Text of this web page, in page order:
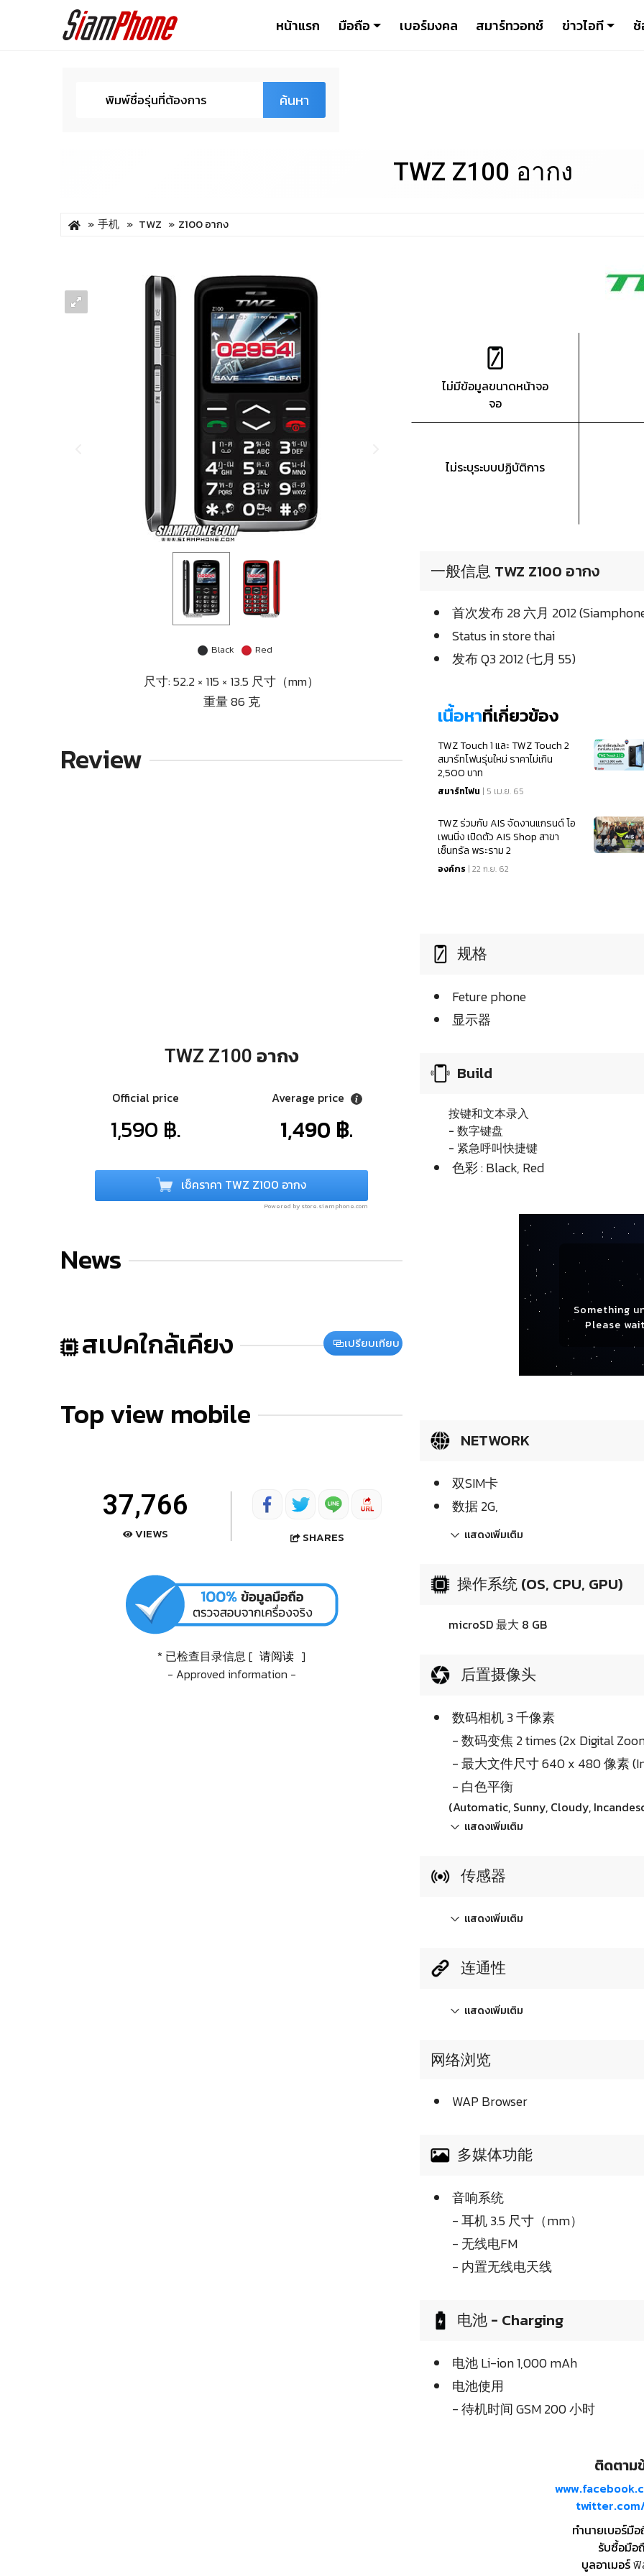
หน้าแรก มือถือ เบอร์มงคล สมาร์ทวอทช์ ข่าวไอที
ค้นหา
TWZ Z100 อากง
手机 TWZ Z100 อากง
Black Red
尺寸: 52.2 × 115 × 13.5 尺寸（mm）
重量 86 克
Review
TWZ Z100 อากง
Official price
1,590 ฿.
Average price
1,490 ฿.
เช็คราคา TWZ Z100 อากง
Powered by store.siamphone.com
News
สเปคใกล้เคียง เปรียบเทียบ
Top view mobile
37,766
VIEWS SHARES
* 已检查目录信息 [ 请阅读 ]
- Approved information -
ไม่มีข้อมูลขนาดหน้าจอ
จอ
ไม่ระบุระบบปฏิบัติการ
一般信息 TWZ Z100 อากง
首次发布 28 六月 2012
Status in store thai
发布 Q3 2012 (七月 55)
เนื้อหาที่เกี่ยวข้อง
TWZ Touch 1 และ TWZ Touch 2
สมาร์ทโฟนรุ่นใหม่ ราคาไม่เกิน
2,500 บาท
สมาร์ทโฟน | 5 เม.ย. 65
TWZ ร่วมกับ AIS จัดงานแกรนด์ โอ
เพนนิ่ง เปิดตัว AIS Shop สาขา
เซ็นทรัล พระราม 2
องค์กร | 22 ก.ย. 62
规格
Feture phone
显示器
Build
按键和文本录入
- 数字键盘
- 紧急呼叫快捷键
色彩 : Black, Red
Something
Please
NETWORK
双SIM卡
数据 2G,
แสดงเพิ่มเติม
操作系统 (OS, CPU, GPU)
microSD 最大 8 GB
后置摄像头
数码相机 3 千像素
- 数码变焦 2 times (2x Digital
- 最大文件尺寸 640 x 480 像素
- 白色平衡
(Automatic, Sunny, Cloudy,
แสดงเพิ่มเติม
传感器
แสดงเพิ่มเติม
连通性
แสดงเพิ่มเติม
网络浏览
WAP Browser
多媒体功能
音响系统
- 耳机 3.5 尺寸（mm）
- 无线电FM
- 内置无线电天线
电池 - Charging
电池 Li-ion 1,000 mAh
电池使用
- 待机时间 GSM 200 小时
ติดตาม
ทำนายเบอร์มื
รับซื้อมือ
บูลอาเมอร์ฟิ